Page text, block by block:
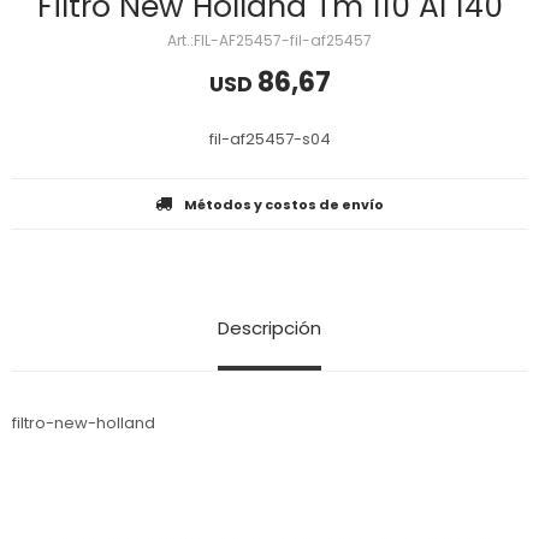
FIL-AF25457-fil-af25457
USD 86,67
fil-af25457-s04
Métodos y costos de envío
Descripción
filtro-new-holland